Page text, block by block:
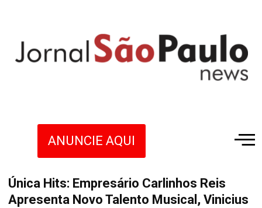
ANUNCIE AQUI
Única Hits: Empresário Carlinhos Reis
Apresenta Novo Talento Musical, Vinicius